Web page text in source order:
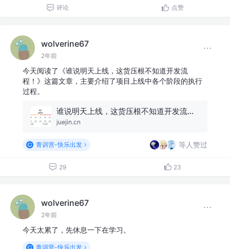
评论 点赞
wolverine67
2年前
今天阅读了《谁说明天上线，这货压根不知道开发流
程！》这篇文章，主要介绍了项目上线中各个阶段的执行
过程。
谁说明天上线，这货压根不知道开发流程！
juejin.cn
青训营-快乐出发 等人赞过
29 23
wolverine67
2年前
今天太累了，先休息一下在学习。
青训营-快乐出发